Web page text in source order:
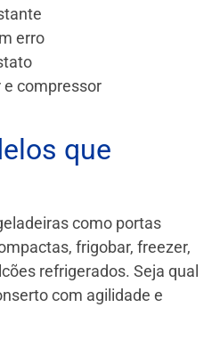
erro
e compressor
que
como portas
frigobar, freezer,
refrigerados. Seja qual
com agilidade e